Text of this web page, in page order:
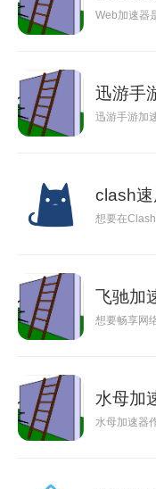
Web加速器
迅游手
迅游手游加
clash速
想要在
飞驰加
想要畅享网
水母加
水母加速器